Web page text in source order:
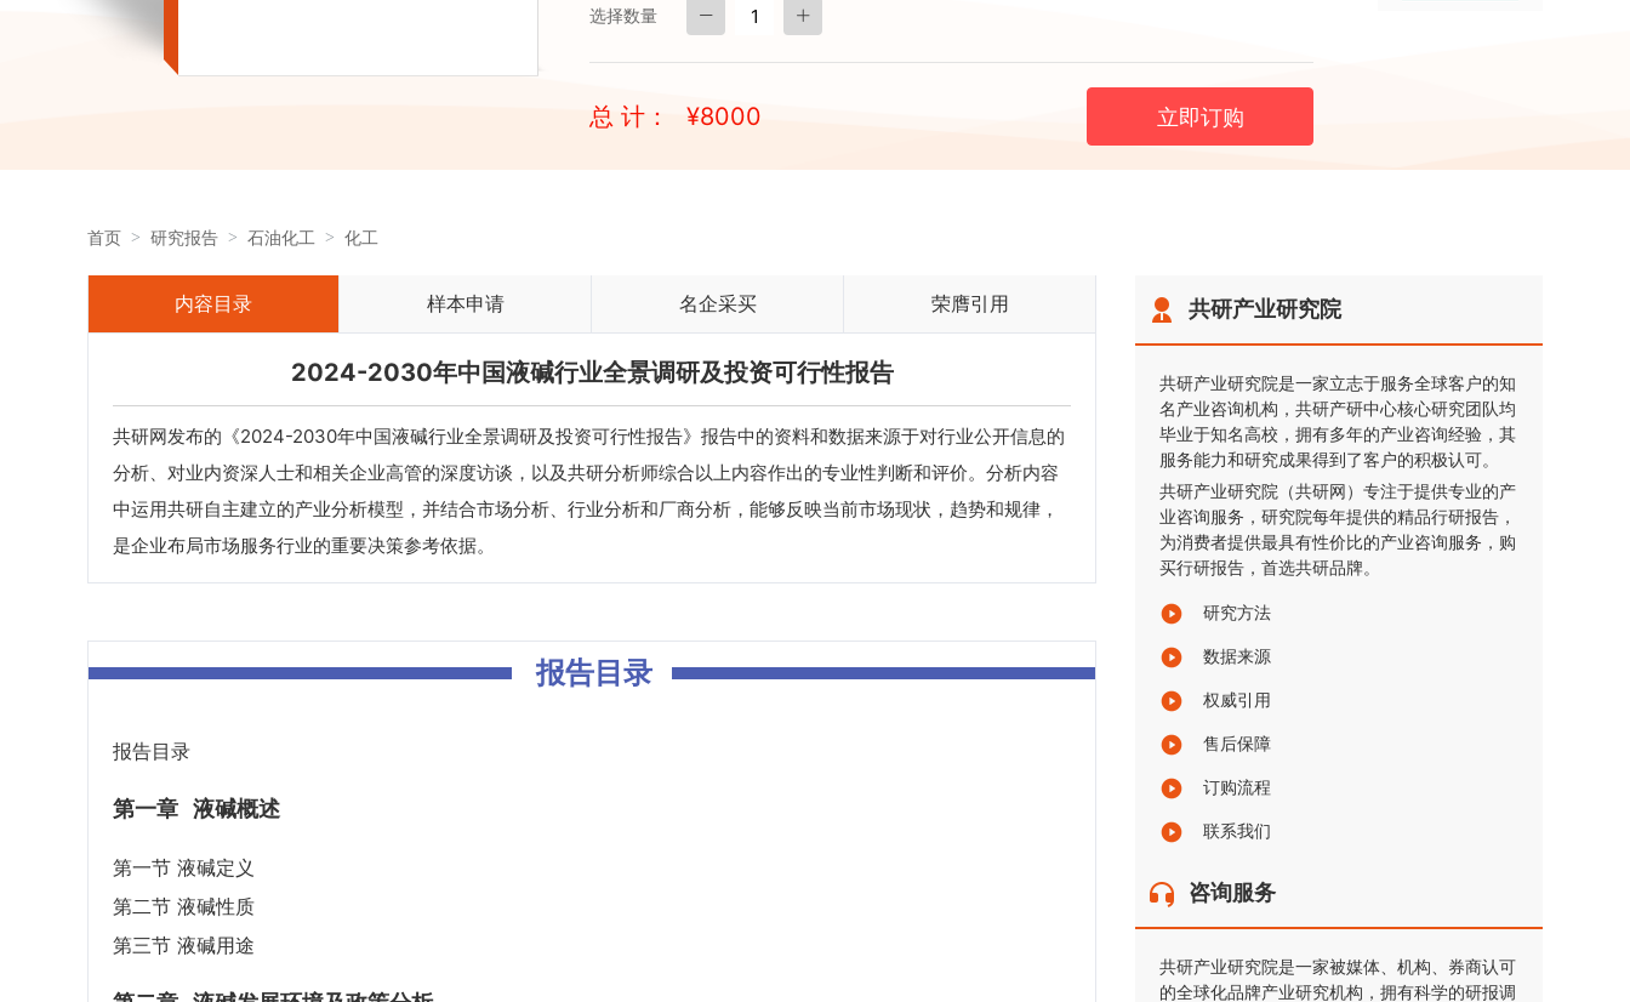
选择数量
总 计： ¥8000 立即订购
首页 研究报告 石油化工 化工
内容目录 样本申请 名企采买 荣膺引用
2024-2030年中国液碱行业全景调研及投资可行性报告
共研网发布的《2024-2030年中国液碱行业全景调研及投资可行性报告》报告中的资料和数据来源于对行业公开信息的
分析、对业内资深人士和相关企业高管的深度访谈，以及共研分析师综合以上内容作出的专业性判断和评价。分析内容
中运用共研自主建立的产业分析模型，并结合市场分析、行业分析和厂商分析，能够反映当前市场现状，趋势和规律，
是企业布局市场服务行业的重要决策参考依据。
报告目录
报告目录
第一章 液碱概述
第一节 液碱定义
第二节 液碱性质
第三节 液碱用途
共研产业研究院
共研产业研究院是一家立志于服务全球客户的知
名产业咨询机构，共研产研中心核心研究团队均
毕业于知名高校，拥有多年的产业咨询经验，其
服务能力和研究成果得到了客户的积极认可。
共研产业研究院（共研网）专注于提供专业的产
业咨询服务，研究院每年提供的精品行研报告，
为消费者提供最具有性价比的产业咨询服务，购
买行研报告，首选共研品牌。
研究方法
数据来源
权威引用
售后保障
订购流程
联系我们
咨询服务
共研产业研究院是一家被媒体、机构、券商认可
的全球化品牌产业研究机构，拥有科学的研报调